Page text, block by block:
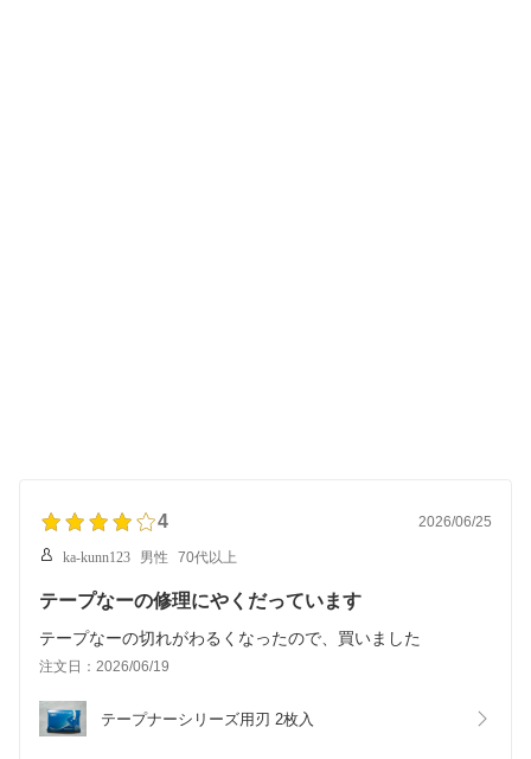
4 2026/06/25
ka-kunn123 男性 70代以上
テープなーの修理にやくだっています
テープなーの切れがわるくなったので、買いました
注文日：2026/06/19
テープナーシリーズ用刃 2枚入